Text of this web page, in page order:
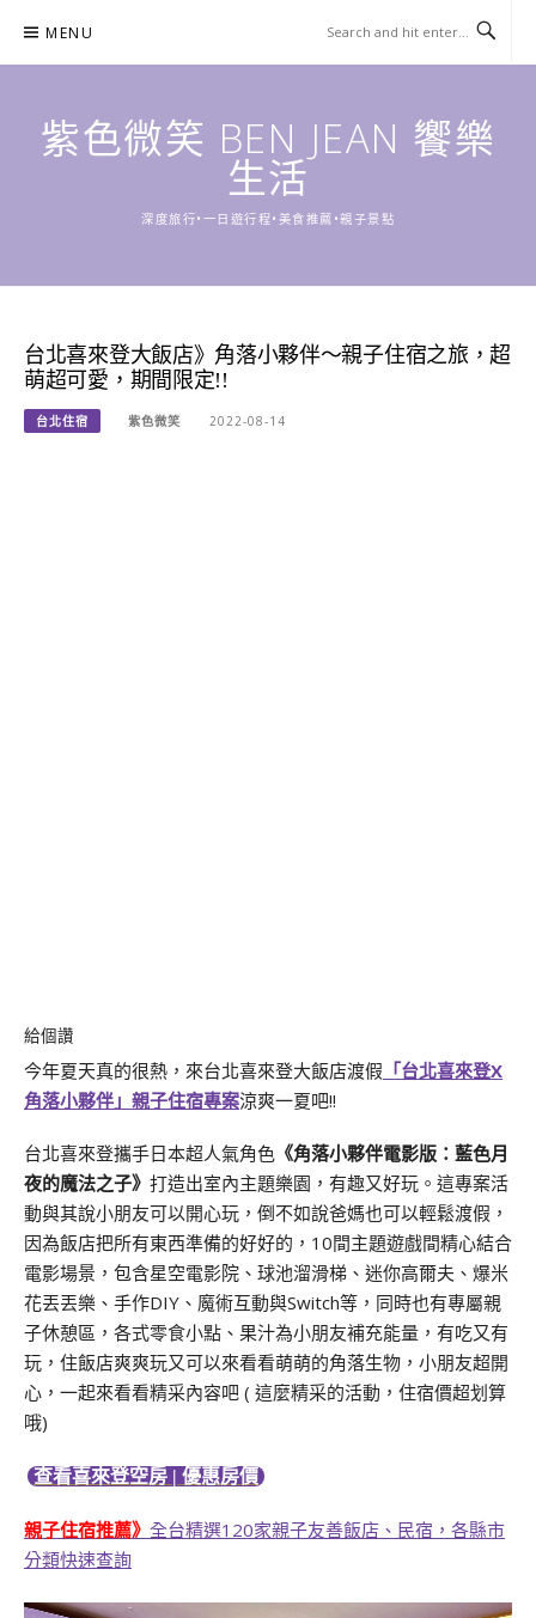
content
MENU
紫色微笑 BEN JEAN 饗樂
生活
深度旅行•一日遊行程•美食推薦•親子景點
台北喜來登大飯店》角落小夥伴～親子住宿之旅，超
萌超可愛，期間限定!!
台北住宿 紫色微笑 2022-08-14
給個讚
今年夏天真的很熱，來台北喜來登大飯店渡假 「台北喜來登X
角落小夥伴」親子住宿專案涼爽一夏吧!!
台北喜來登攜手日本超人氣角色 《角落小夥伴電影版：藍色月
夜的魔法之子》 打造出室內主題樂園，有趣又好玩。這專案活
動與其說小朋友可以開心玩，倒不如說爸媽也可以輕鬆渡假，
因為飯店把所有東西準備的好好的，10間主題遊戲間精心結合
電影場景，包含星空電影院、球池溜滑梯、迷你高爾夫、爆米
花丟丟樂、手作DIY、魔術互動與Switch等，同時也有專屬親
子休憩區，各式零食小點、果汁為小朋友補充能量，有吃又有
玩，住飯店爽爽玩又可以來看看萌萌的角落生物，小朋友超開
心，一起來看看精采內容吧 ( 這麼精采的活動，住宿價超划算
哦)
查看喜來登空房 | 優惠房價
親子住宿推薦》 全台精選120家親子友善飯店、民宿，各縣市
分類快速查詢